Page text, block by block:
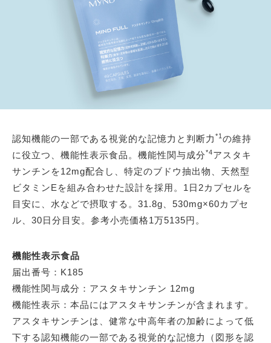
認知機能の一部である視覚的な記憶力と判断力 *1 の維持
に役立つ、機能性表示食品。機能性関与成分*4アスタキ
サンチンを12mg配合し、特定のブドウ抽出物、天然型
ビタミンEを組み合わせた設計を採用。1日2カプセルを
目安に、水などで摂取する。31.8g、530mg×60カプセ
ル、30日分目安。参考小売価格1万5135円。
機能性表示食品
届出番号：K185
機能性関与成分：アスタキサンチン 12mg
機能性表示：本品にはアスタキサンチンが含まれます。
アスタキサンチンは、健常な中高年者の加齢によって低
下する認知機能の一部である視覚的な記憶力（図形を認